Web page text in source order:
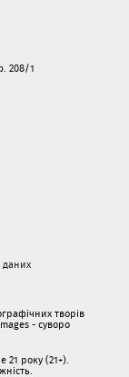
208/1
даних
творів
- суворо
21 року (21+).